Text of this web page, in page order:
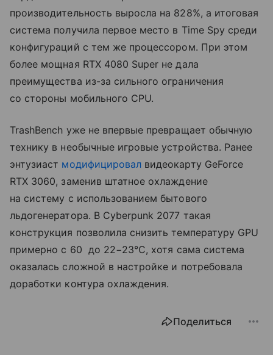
производительность выросла на 828%, а итоговая
система получила первое место в Time Spy среди
конфигураций с тем же процессором. При этом
более мощная RTX 4080 Super не дала
преимущества из-за сильного ограничения
со стороны мобильного CPU.
TrashBench уже не впервые превращает обычную
технику в необычные игровые устройства. Ранее
энтузиаст модифицировал видеокарту GeForce
RTX 3060, заменив штатное охлаждение
на систему с использованием бытового
льдогенератора. В Cyberpunk 2077 такая
конструкция позволила снизить температуру GPU
примерно с 60 до 22−23°C, хотя сама система
оказалась сложной в настройке и потребовала
доработки контура охлаждения.
Поделиться